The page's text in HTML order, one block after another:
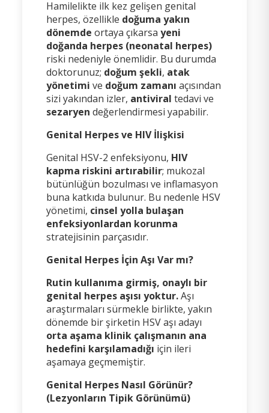
Hamilelikte ilk kez gelişen genital
herpes, özellikle doğuma yakın
dönemde ortaya çıkarsa yeni
doğanda herpes (neonatal herpes)
riski nedeniyle önemlidir. Bu durumda
doktorunuz; doğum şekli, atak
yönetimi ve doğum zamanı açısından
sizi yakından izler, antiviral tedavi ve
sezaryen değerlendirmesi yapabilir.
Genital Herpes ve HIV İlişkisi
Genital HSV-2 enfeksiyonu, HIV
kapma riskini artırabilir; mukozal
bütünlüğün bozulması ve inflamasyon
buna katkıda bulunur. Bu nedenle HSV
yönetimi, cinsel yolla bulaşan
enfeksiyonlardan korunma
stratejisinin parçasıdır.
Genital Herpes İçin Aşı Var mı?
Rutin kullanıma girmiş, onaylı bir
genital herpes aşısı yoktur.Aşı
araştırmaları sürmekle birlikte, yakın
dönemde bir şirketin HSV aşı adayı
orta aşama klinik çalışmanın ana
hedefini karşılamadığı için ileri
aşamaya geçmemiştir.
Genital Herpes Nasıl Görünür?
(Lezyonların Tipik Görünümü)